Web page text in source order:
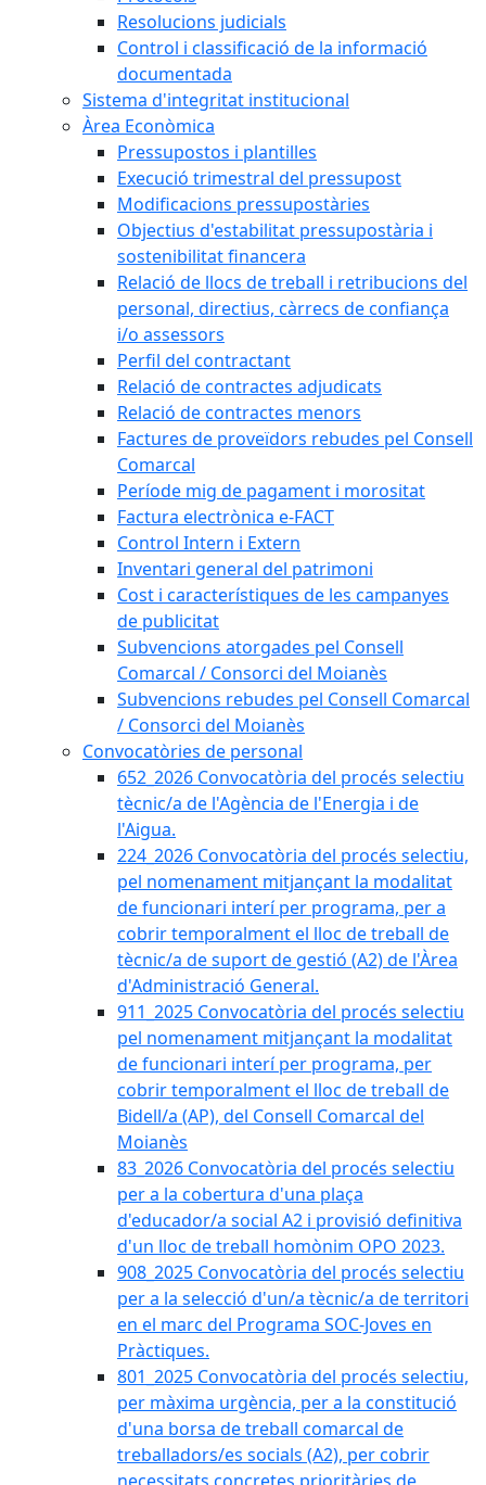
Resolucions judicials
Control i classificació de la informació
documentada
Sistema d'integritat institucional
Àrea Econòmica
Pressupostos i plantilles
Execució trimestral del pressupost
Modificacions pressupostàries
Objectius d'estabilitat pressupostària i
sostenibilitat financera
Relació de llocs de treball i retribucions del
personal, directius, càrrecs de confiança
i/o assessors
Perfil del contractant
Relació de contractes adjudicats
Relació de contractes menors
Factures de proveïdors rebudes pel Consell
Comarcal
Període mig de pagament i morositat
Factura electrònica e-FACT
Control Intern i Extern
Inventari general del patrimoni
Cost i característiques de les campanyes
de publicitat
Subvencions atorgades pel Consell
Comarcal / Consorci del Moianès
Subvencions rebudes pel Consell Comarcal
/ Consorci del Moianès
Convocatòries de personal
652_2026 Convocatòria del procés selectiu
tècnic/a de l'Agència de l'Energia i de
l'Aigua.
224_2026 Convocatòria del procés selectiu,
pel nomenament mitjançant la modalitat
de funcionari interí per programa, per a
cobrir temporalment el lloc de treball de
tècnic/a de suport de gestió (A2) de l'Àrea
d'Administració General.
911_2025 Convocatòria del procés selectiu
pel nomenament mitjançant la modalitat
de funcionari interí per programa, per
cobrir temporalment el lloc de treball de
Bidell/a (AP), del Consell Comarcal del
Moianès
83_2026 Convocatòria del procés selectiu
per a la cobertura d'una plaça
d'educador/a social A2 i provisió definitiva
d'un lloc de treball homònim OPO 2023.
908_2025 Convocatòria del procés selectiu
per a la selecció d'un/a tècnic/a de territori
en el marc del Programa SOC-Joves en
Pràctiques.
801_2025 Convocatòria del procés selectiu,
per màxima urgència, per a la constitució
d'una borsa de treball comarcal de
treballadors/es socials (A2), per cobrir